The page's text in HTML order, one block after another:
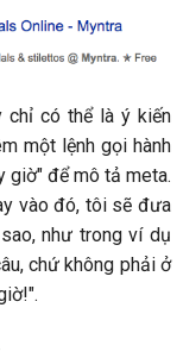
chỉ có thể là ý kiến
một lệnh gọi hành
giờ" để mô tả meta.
vào đó, tôi sẽ đưa
như trong ví dụ
chứ không phải ở